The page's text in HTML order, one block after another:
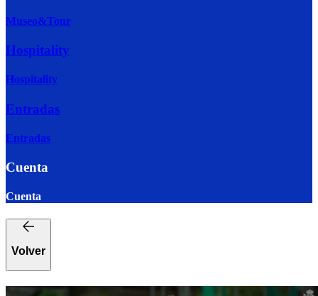
Museo&Tour
Hospitality
Hospitality
Entradas
Entradas
Cuenta
Cuenta
Volver